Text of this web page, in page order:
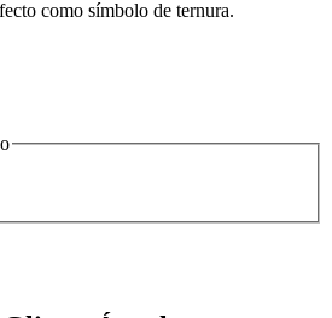
como símbolo de ternura.